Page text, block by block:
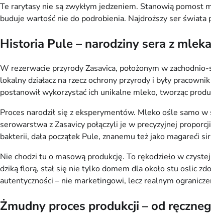
Te rarytasy nie są zwykłym jedzeniem. Stanowią pomost
buduje wartość nie do podrobienia. Najdroższy ser
Historia Pule – narodziny sera z
W rezerwacie przyrody Zasavica, położonym w
lokalny działacz na rzecz ochrony przyrody i były
postanowił wykorzystać ich unikalne mleko, tworząc
Proces narodził się z eksperymentów. Mleko ośle samo
serowarstwa z Zasavicy połączyli je w precyzyjnej
bakterii, dała początek Pule, znanemu też jako magareći
Nie chodzi tu o masową produkcję. To rękodzieło w
dziką florą, stał się nie tylko domem dla około stu oslic
autentyczności – nie marketingowi, lecz realnym
Żmudny proces produkcji – od